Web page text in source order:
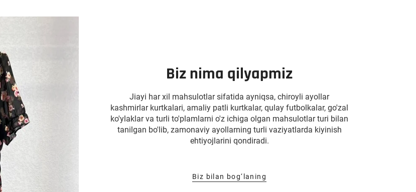
Biz nima qilyapmiz
Jiayi har xil mahsulotlar sifatida ayniqsa, chiroyli ayollar
kashmirlar kurtkalari, amaliy patli kurtkalar, qulay futbolkalar, go'zal
ko'ylaklar va turli to'plamlarni o'z ichiga olgan mahsulotlar turi bilan
tanilgan bo'lib, zamonaviy ayollarning turli vaziyatlarda kiyinish
ehtiyojlarini qondiradi.
Biz bilan bog‘laning